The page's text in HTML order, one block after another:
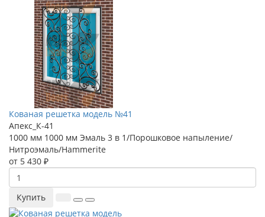
Кованая решетка модель №41
Апекс_К-41
1000 мм 1000 мм Эмаль 3 в 1/Порошковое напыление/
Нитроэмаль/Hammerite
от 5 430 ₽
Купить